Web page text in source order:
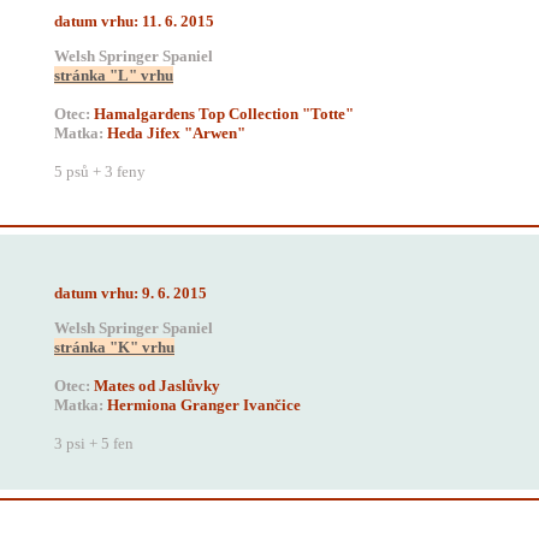
datum vrhu: 11. 6. 2015
Welsh Springer Spaniel
stránka "L" vrhu
Otec: Hamalgardens Top Collection "Totte"
Matka: Heda Jifex "Arwen"
5 psů + 3 feny
datum vrhu: 9. 6. 2015
Welsh Springer Spaniel
stránka "K" vrhu
Otec: Mates od Jaslůvky
Matka: Hermiona Granger Ivančice
3 psi + 5 fen